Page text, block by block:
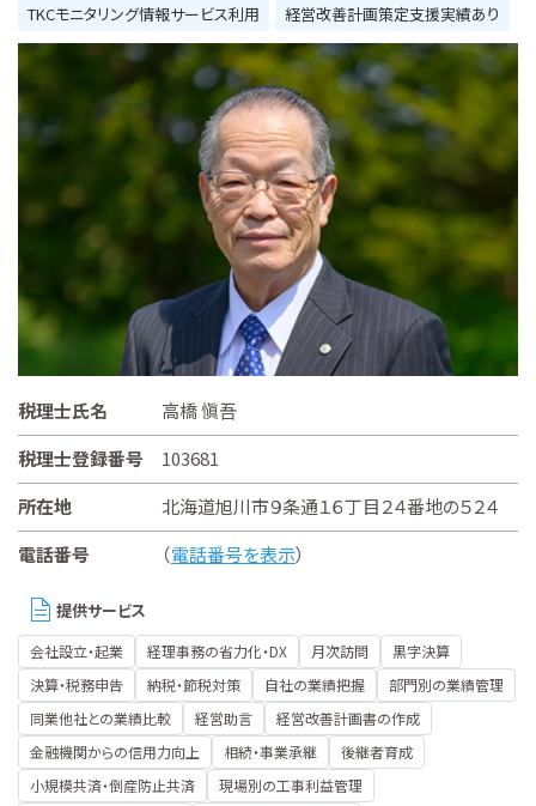
TKCモニタリング情報サービス利用
経営改善計画策定支援実績あり
税理士氏名
高橋 愼吾
税理士登録番号
103681
所在地
北海道旭川市９条通１６丁目２４番地の５２４
電話番号
（電話番号を表示）
提供サービス
会社設立・起業 経理事務の省力化・DX 月次訪問
黒字決算
決算・税務申告
納税・節税対策 自社の業績把握
部門別の業績管理
同業他社との業績比較
経営助言
経営改善計画書の作成
金融機関からの信用力向上
相続・事業承継
後継者育成
小規模共済・倒産防止共済
現場別の工事利益管理